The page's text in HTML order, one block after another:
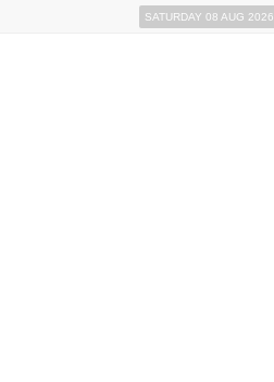
SATURDAY 08 AUG 2026